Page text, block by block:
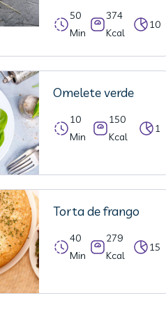
50
Min
374
Kcal
10
Omelete verde
10
Min
150
Kcal
1
Torta de frango
40
Min
279
Kcal
15